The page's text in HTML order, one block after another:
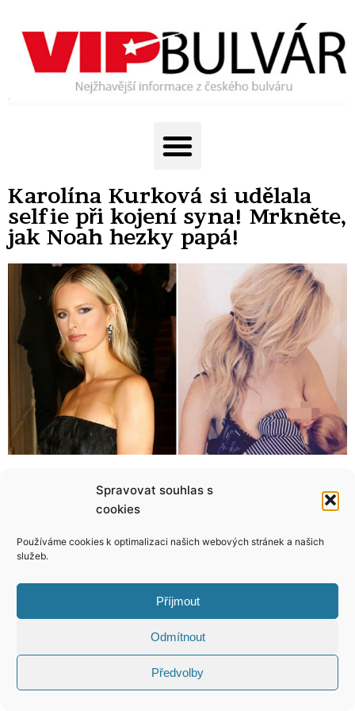
Spravovat souhlas s
cookies
Používáme cookies k optimalizaci našich webových stránek a našich
služeb.
Příjmout
Odmítnout
Předvolby
Karolína Kurková si udělala
selfie při kojení syna! Mrkněte,
jak Noah hezky papá!
Rita Ora si vyrazila bez kalhotek! Těžce provokativní modýlek! Pozor, kde si necháte ošetřit pleť! Tahle žena už by na laser nikdy nešla!
KONTAKT
Copyright © 2026 VIP Bulvár, All Rights
Reserved